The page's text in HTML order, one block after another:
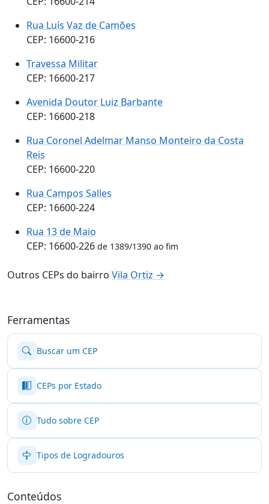
Rua Luís Vaz de Camões
CEP: 16600-216
Travessa Militar
CEP: 16600-217
Avenida Doutor Luiz Barbante
CEP: 16600-218
Rua Coronel Adelmar Manso Monteiro da Costa
Reis
CEP: 16600-220
Rua Campos Salles
CEP: 16600-224
Rua 13 de Maio
CEP: 16600-226 de 1389/1390 ao fim
Outros CEPs do bairro Vila Ortiz →
Ferramentas
Buscar um CEP
CEPs por Estado
Tudo sobre CEP
Tipos de Logradouros
Conteúdos